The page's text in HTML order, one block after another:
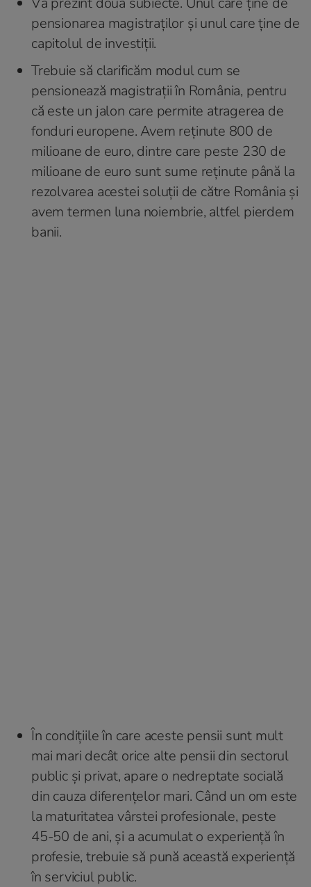
pensionarea magistraților și unul care ține de
capitolul de investiții.
Trebuie să clarificăm modul cum se
pensionează magistrații în România, pentru
că este un jalon care permite atragerea de
fonduri europene. Avem reținute 800 de
milioane de euro, dintre care peste 230 de
milioane de euro sunt sume reținute până la
rezolvarea acestei soluții de către România și
avem termen luna noiembrie, altfel pierdem
banii.
În condițiile în care aceste pensii sunt mult
mai mari decât orice alte pensii din sectorul
public și privat, apare o nedreptate socială
din cauza diferențelor mari. Când un om este
la maturitatea vârstei profesionale, peste
45-50 de ani, și a acumulat o experiență în
profesie, trebuie să pună această experiență
în serviciul public.